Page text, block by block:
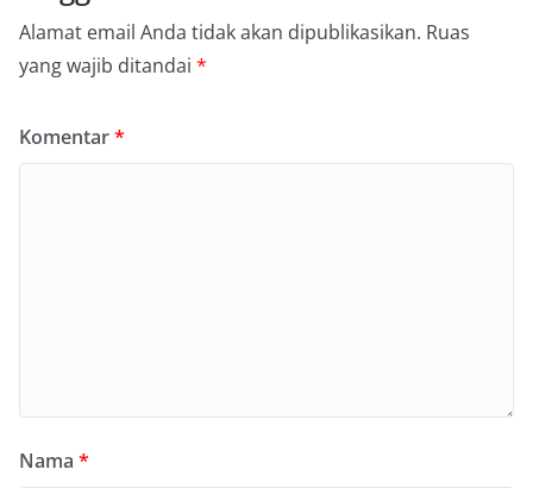
Alamat email Anda tidak akan dipublikasikan. Ruas
yang wajib ditandai *
Komentar*
Nama *